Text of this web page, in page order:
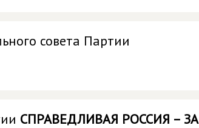
совета Партии
СПРАВЕДЛИВАЯ РОССИЯ – ЗА